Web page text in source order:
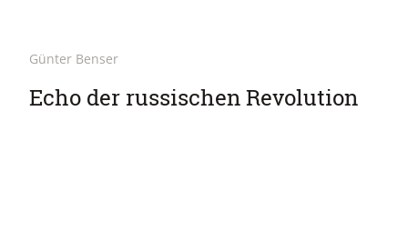
Günter Benser
Echo der russischen Revolution